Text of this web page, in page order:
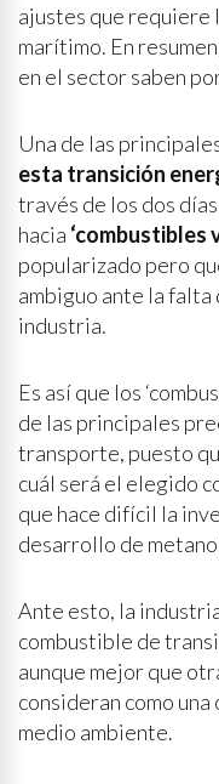
ajustes que
marítimo. En
en el sector saben
Una de las
esta transición
través de los dos
hacia ‘combustibles
popularizado pero
ambiguo ante la
industria.
Es así que los
de las principales
transporte, puesto
cuál será el elegido
que hace difícil la
desarrollo de
Ante esto, la
combustible de
aunque mejor que
consideran como
medio ambiente.